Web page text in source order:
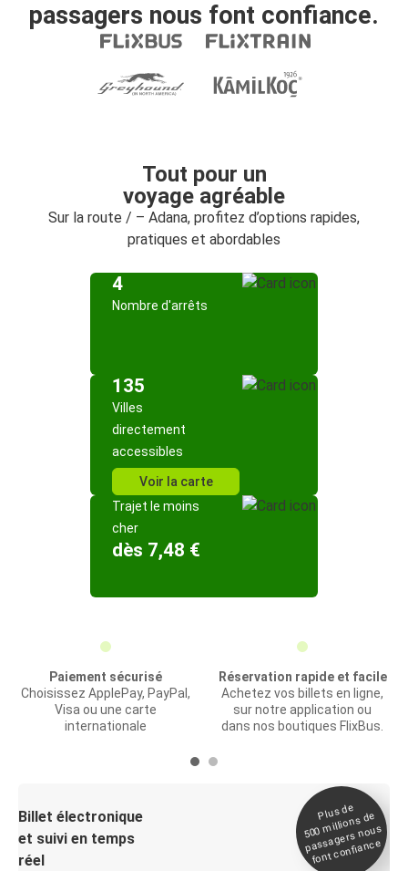
passagers nous font confiance.
Tout pour un
voyage agréable
Sur la route / – Adana, profitez d’options rapides,
pratiques et abordables
4
Nombre d'arrêts
135
Villes
directement
accessibles
Voir la carte
Trajet le moins
cher
dès 7,48 €
Paiement sécurisé
Choisissez ApplePay, PayPal,
Visa ou une carte
internationale
Réservation rapide et facile
Achetez vos billets en ligne,
sur notre application ou
dans nos boutiques FlixBus.
Billet électronique
et suivi en temps
réel
Plus de
500
millions de
passagers nous
font confiance